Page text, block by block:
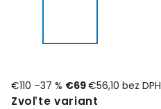
€110 –37 % €69€56,10 bez DPH
Zvoľte variant